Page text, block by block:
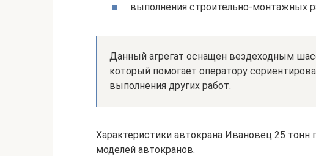
выполнения строительно-монтажных
Данный агрегат оснащен вездеходным
который помогает оператору
выполнения других работ.
Характеристики автокрана Ивановец 25 тонн
моделей автокранов.